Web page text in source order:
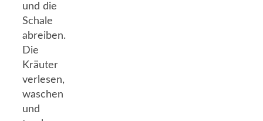
und die
Schale
abreiben.
Die
Kräuter
verlesen,
waschen
und